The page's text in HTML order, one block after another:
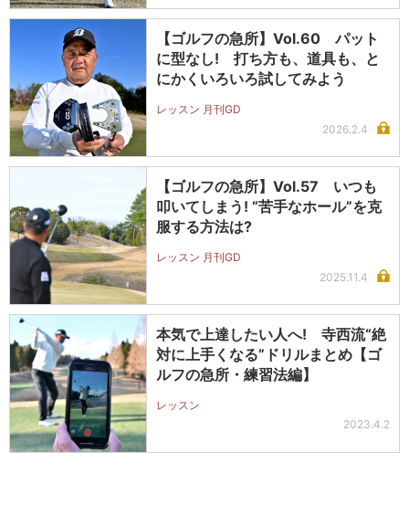
【ゴルフの急所】Vol.60 パット
に型なし! 打ち方も、道具も、と
にかくいろいろ試してみよう
レッスン 月刊GD
2026.2.4
【ゴルフの急所】Vol.57 いつも
叩いてしまう! “苦手なホール”を克
服する方法は?
レッスン 月刊GD
2025.11.4
本気で上達したい人へ! 寺西流“絶
対に上手くなる”ドリルまとめ【ゴ
ルフの急所・練習法編】
レッスン
2023.4.2